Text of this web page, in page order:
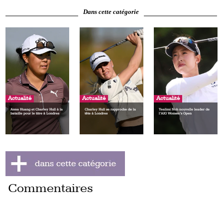
Dans cette catégorie
Actualité
Anna Huang et Charley Hull à la
bataille pour le titre à Londres
Actualité
Charley Hull se rapproche de la
tête à Londres
Actualité
Yealimi Noh nouvelle leader de
l’AIG Women’s Open
Commentaires